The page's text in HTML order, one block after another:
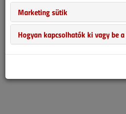
teszi.Marketing sütik
Hogyan kapcsolhatók ki vagy be